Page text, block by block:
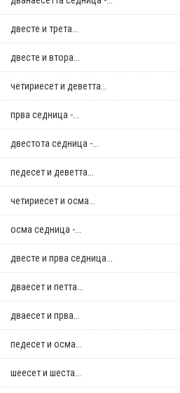
двестe и трета...
двестe и втора...
четириесет и деветта...
прва седница -...
двестота седница -...
педесет и деветта...
четириесет и осма...
осма седница -...
двестe и прва седница...
дваесет и петта...
дваесет и прва...
педесет и осма...
шеесет и шеста...